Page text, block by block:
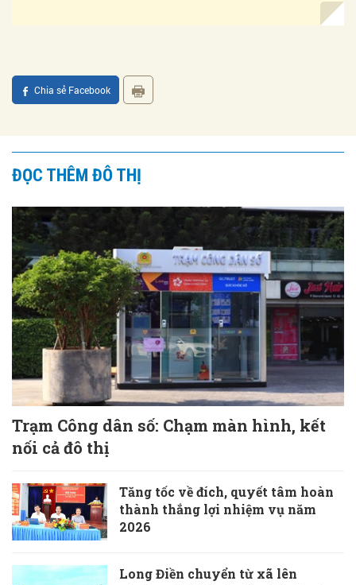
Chia sẻ Facebook
ĐỌC THÊM ĐÔ THỊ
Trạm Công dân số: Chạm màn hình, kết
nối cả đô thị
Tăng tốc về đích, quyết tâm hoàn
thành thắng lợi nhiệm vụ năm
2026
Long Điền chuyển từ xã lên